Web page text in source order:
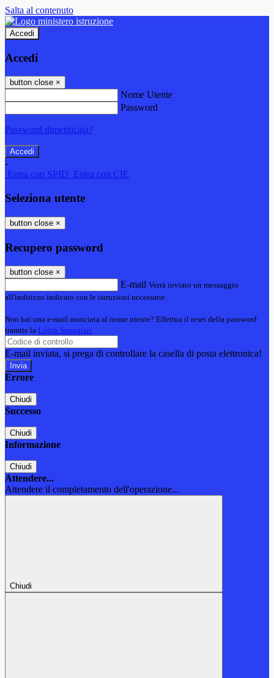
Salta al contenuto
Accedi
Accedi
button close ×
Nome Utente
Password
Password dimenticata?
-
Entra con SPID Entra con CIE
Seleziona utente
button close ×
Recupero password
button close ×
E-mail Verrà inviato un messaggio
all'indirizzo indicato con le istruzioni necessarie.
Non hai una e-mail associata al nome utente? Effettua il reset della password
tramite la Login Spaggiari
E-mail inviata, si prega di controllare la casella di posta elettronica!
Errore
Chiudi
Successo
Chiudi
Informazione
Chiudi
Attendere...
Attendere il completamento dell'operazione...
Chiudi